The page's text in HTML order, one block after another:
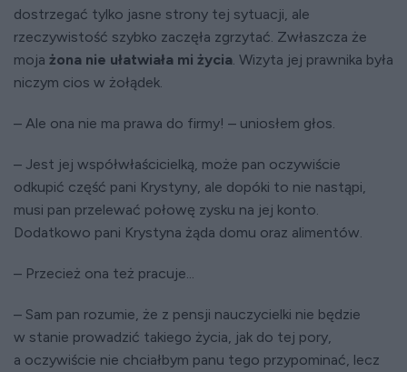
dostrzegać tylko jasne strony tej sytuacji, ale
rzeczywistość szybko zaczęła zgrzytać. Zwłaszcza że
moja żona nie ułatwiała mi życia. Wizyta jej prawnika była
niczym cios w żołądek.
– Ale ona nie ma prawa do firmy! – uniosłem głos.
– Jest jej współwłaścicielką, może pan oczywiście
odkupić część pani Krystyny, ale dopóki to nie nastąpi,
musi pan przelewać połowę zysku na jej konto.
Dodatkowo pani Krystyna żąda domu oraz alimentów.
– Przecież ona też pracuje...
– Sam pan rozumie, że z pensji nauczycielki nie będzie
w stanie prowadzić takiego życia, jak do tej pory,
a oczywiście nie chciałbym panu tego przypominać, lecz